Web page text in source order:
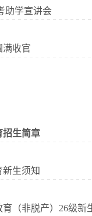
助学宣讲会
满收官
招生简章
新生须知
（非脱产）26级新